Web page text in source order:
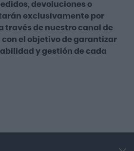
devoluciones o
exclusivamente por
través de nuestro canal de
el objetivo de garantizar
y gestión de cada